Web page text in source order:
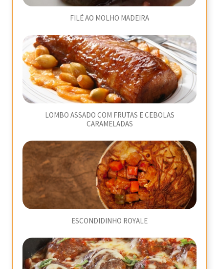
FILÉ AO MOLHO MADEIRA
LOMBO ASSADO COM FRUTAS E CEBOLAS
CARAMELADAS
ESCONDIDINHO ROYALE